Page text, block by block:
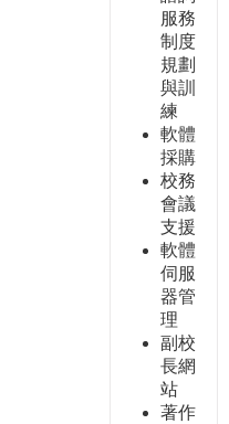
服務
制度
規劃
與訓
練
軟體
採購
校務
會議
支援
軟體
伺服
器管
理
副校
長網
站
著作